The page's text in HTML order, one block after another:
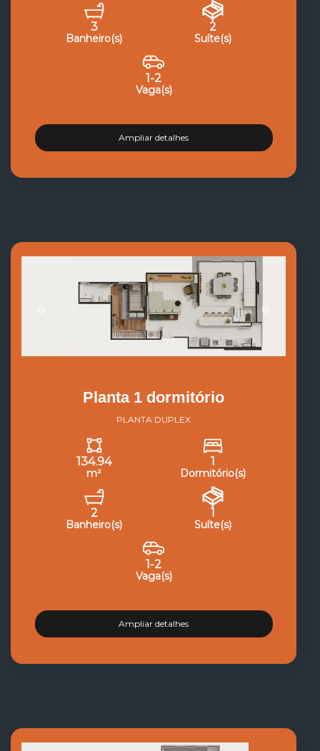
3
Banheiro(s)
2
Suíte(s)
1-2
Vaga(s)
Ampliar detalhes
Planta 1 dormitório
PLANTA DUPLEX
134.94
m²
1
Dormitório(s)
2
Banheiro(s)
1
Suíte(s)
1-2
Vaga(s)
Ampliar detalhes